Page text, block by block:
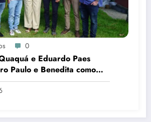
0
e Eduardo Paes
Paulo e Benedita como
Senado no Rio